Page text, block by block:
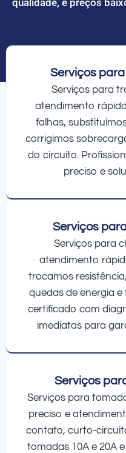
Serviços
Serviços para
atendimento
falhas,
corrigimos
do circuito.
preciso e
Serviços
Serviços para
atendimento
trocamos
quedas de energia e
certificado com
imediatas para
Serviços
Serviços para
preciso e
contato, curto-
tomadas 10A e 20A